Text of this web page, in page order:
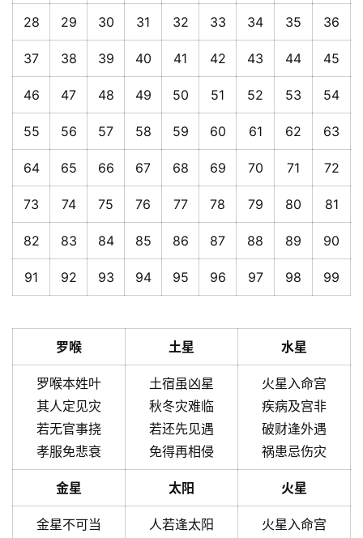
28 29 30 31 32 33 34 35 36
37 38 39 40 41 42 43 44 45
46 47 48 49 50 51 52 53 54
55 56 57 58 59 60 61 62 63
64 65 66 67 68 69 70 71 72
73 74 75 76 77 78 79 80 81
82 83 84 85 86 87 88 89 90
91 92 93 94 95 96 97 98 99
罗喉 土星 水星
罗喉本姓叶
其人定见灾
若无官事挠
孝服免悲衰
土宿虽凶星
秋冬灾难临
若还先见遇
免得再相侵
火星入命宫
疾病及宫非
破财逢外遇
祸患忌伤灾
金星 太阳 火星
金星不可当
人若逢太阳
火星入命宫